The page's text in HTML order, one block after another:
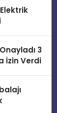
3
İzin Verdi